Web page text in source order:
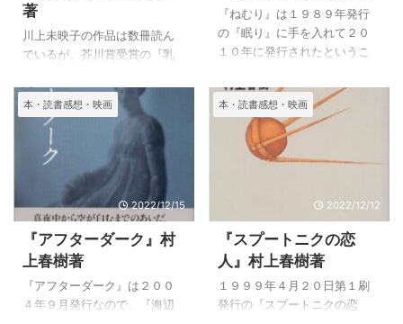
著
川上未映子の作品は数冊読ん
でいるが、芥川賞受賞の『乳
し、『夏物語り』を読んだと
き、『夏物語り』は『乳と
卵』の続きのようだと書いて
あり、近いうちに読んで見よ
うと思っていたが、今回読む
ことが出来ました。 『夏物語
り』は『乳と卵』の続きのよ
うなところから発展していく
とは言っても、かなり手触り
の異なる作品のようです。
『ヘヴン』は眠れない夜に寝
るために朗読を訊いたのだ
『ねむり』は１９８９年発行
の『眠り』に手を入れて２０
１０年に発行されたというこ
読んでいませんが、『ノルウ
ェーの森』と『ダンス・ダン
ス・ダンス』を書いた後、小
説を書けないでローマにいた
頃の春に書いたもので、『記
とあとがきに書いています。
『ねむり』はドイツのデュモ
ン社から素敵な装丁の本とし
て出版されました。 『ねむ
り』のあらすじと読後感 『ノ
ルウェーの森』と『ダンス・
本・読書感想・映画
2022/12/15
『アフターダーク』村
上春樹著
『アフターダーク』は２００
４年９月発行なので、『海辺
本・読書感想・映画
2022/12/12
『スプートニクの恋
人』村上春樹著
１９９９年４月２０日第１刷
発行の『スプートニクの恋